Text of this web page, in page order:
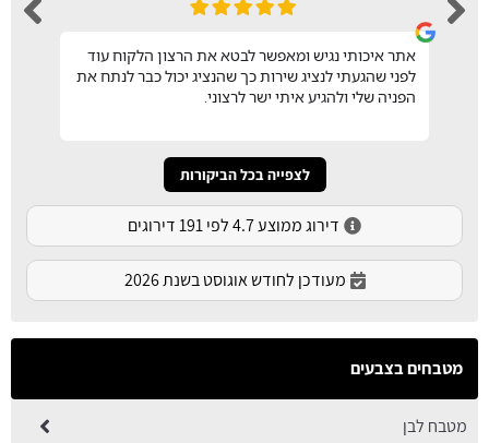
אתר איכותי נגיש ומאפשר לבטא את הרצון הלקוח עוד
לפני שהגעתי לנציג שירות כך שהנציג יכול כבר לנתח את
הפניה שלי ולהגיע איתי ישר לרצוני.
לצפייה בכל הביקורות
דירוג ממוצע 4.7 לפי 191 דירוגים
מעודכן לחודש אוגוסט בשנת 2026
מטבחים בצבעים
מטבח לבן